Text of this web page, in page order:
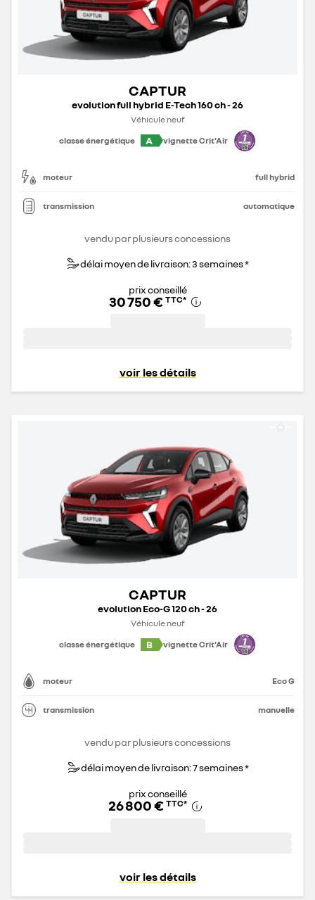
CAPTUR
evolution full hybrid E-Tech 160 ch - 26
Véhicule neuf
classe énergétique
A vignette Crit'Air
moteur full hybrid
transmission automatique
vendu par plusieurs concessions
délai moyen de livraison: 3 semaines *
prix conseillé
30 750 € TTC*
voir les détails
CAPTUR
evolution Eco-G 120 ch - 26
Véhicule neuf
classe énergétique
B vignette Crit'Air
moteur Eco G
transmission manuelle
vendu par plusieurs concessions
délai moyen de livraison: 7 semaines *
prix conseillé
26 800 € TTC*
voir les détails